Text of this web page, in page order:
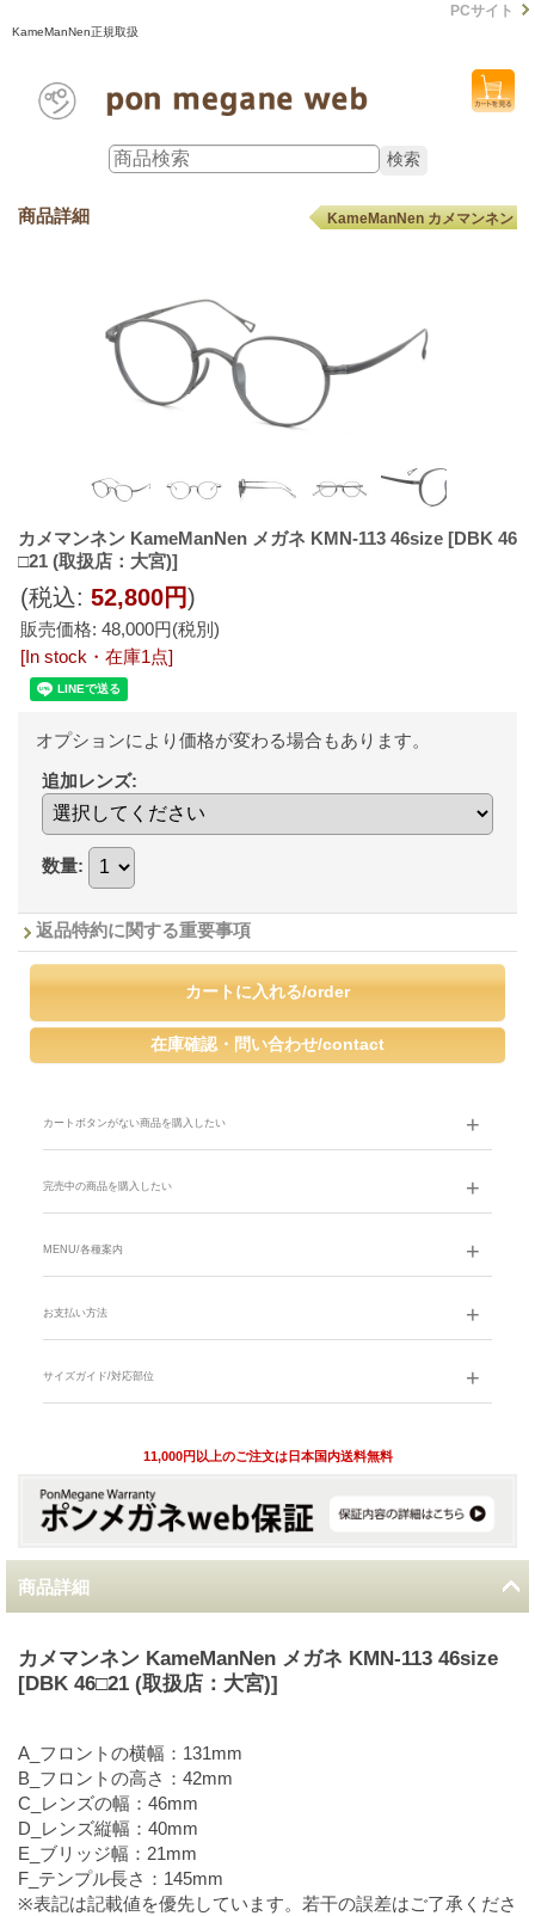
KameManNen正規取扱
PCサイト
商品詳細 KameManNen カメマンネン
カメマンネン KameManNen メガネ KMN-113 46size [DBK 46
□21 (取扱店：大宮)]
販売価格: 48,000円(税別)
(税込: 52,800円)
[In stock・在庫1点]
オプションにより価格が変わる場合もあります。
追加レンズ:
数量:
返品特約に関する重要事項
カートボタンがない商品を購入したい
完売中の商品を購入したい
MENU/各種案内
お支払い方法
サイズガイド/対応部位
11,000円以上のご注文は日本国内送料無料
商品詳細
カメマンネン KameManNen メガネ KMN-113 46size
[DBK 46□21 (取扱店：大宮)]
A_フロントの横幅：131mm
B_フロントの高さ：42mm
C_レンズの幅：46mm
D_レンズ縦幅：40mm
E_ブリッジ幅：21mm
F_テンプル長さ：145mm
※表記は記載値を優先しています。若干の誤差はご了承くださ